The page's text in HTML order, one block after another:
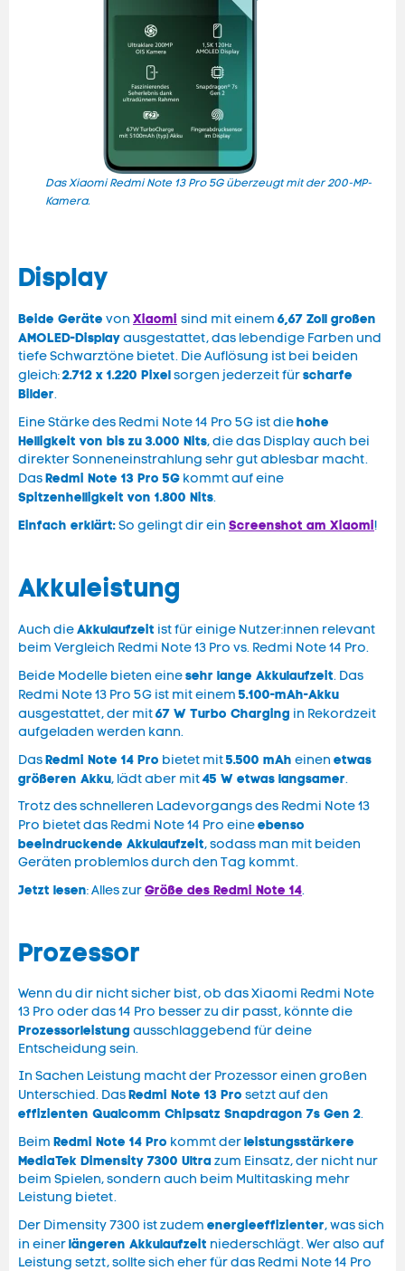
Das Xiaomi Redmi Note 13 Pro 5G überzeugt mit der 200-MP-
Kamera.
Display
Beide Geräte von Xiaomi sind mit einem 6,67 Zoll großen
AMOLED-Displayausgestattet, das lebendige Farben und
tiefe Schwarztöne bietet. Die Auflösung ist bei beiden
gleich:2.712 x 1.220 Pixelsorgen jederzeit fürscharfe
Bilder.
Eine Stärke des Redmi Note 14 Pro 5G ist diehohe
Helligkeit von bis zu 3.000 Nits, die das Display auch bei
direkter Sonneneinstrahlung sehr gut ablesbar macht.
DasRedmi Note 13 Pro 5G kommt auf eine
Spitzenhelligkeit von 1.800 Nits.
Einfach erklärt:So gelingt dir ein Screenshot am Xiaomi!
Akkuleistung
Auch dieAkkulaufzeit ist für einige Nutzer:innen relevant
beim Vergleich Redmi Note 13 Pro vs. Redmi Note 14 Pro.
Beide Modelle bieten einesehr lange Akkulaufzeit. Das
Redmi Note 13 Pro 5G ist mit einem 5.100-mAh-Akku
ausgestattet, der mit67 W Turbo Charging in Rekordzeit
aufgeladen werden kann.
DasRedmi Note 14 Pro bietet mit5.500 mAh einen etwas
größeren Akku, lädt aber mit45 W etwas langsamer.
Trotz des schnelleren Ladevorgangs des Redmi Note 13
Pro bietet das Redmi Note 14 Pro eineebenso
beeindruckende Akkulaufzeit, sodass man mit beiden
Geräten problemlos durch den Tag kommt.
Jetzt lesen: Alles zurGröße des Redmi Note 14.
Prozessor
Wenn du dir nicht sicher bist, ob das Xiaomi Redmi Note
13 Pro oder das 14 Pro besser zu dir passt, könnte die
Prozessorleistung ausschlaggebend für deine
Entscheidung sein.
In Sachen Leistung macht der Prozessor einen großen
Unterschied. DasRedmi Note 13 Pro setzt auf den
effizienten Qualcomm Chipsatz Snapdragon 7s Gen 2.
Beim Redmi Note 14 Pro kommt derleistungsstärkere
MediaTek Dimensity 7300 Ultra zum Einsatz, der nicht nur
beim Spielen, sondern auch beim Multitasking mehr
Leistung bietet.
Der Dimensity 7300 ist zudem energieeffizienter, was sich
in einerlängeren Akkulaufzeit niederschlägt. Wer also auf
Leistung setzt, sollte sich eher für das Redmi Note 14 Pro